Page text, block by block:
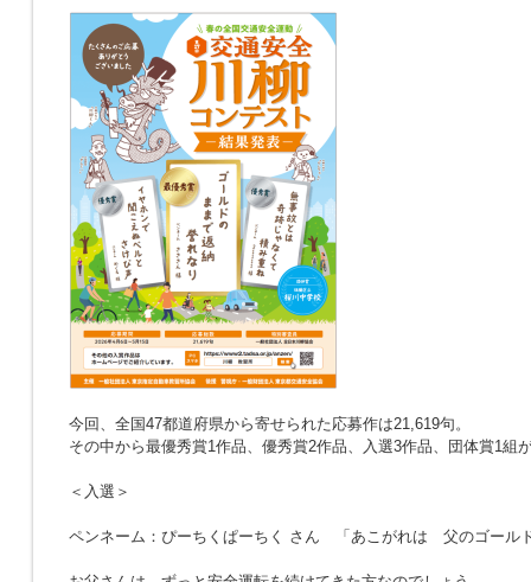
今回、全国47都道府県から寄せられた応募作は21,619句。
その中から最優秀賞1作品、優秀賞2作品、入選3作品、団体賞1組
＜入選＞
ペンネーム：ぴーちくぱーちく さん 「あこがれは 父のゴール